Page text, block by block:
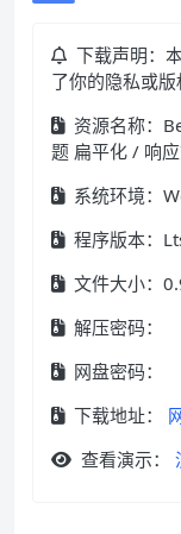
下载声明：
了你的隐私或版
资源名称：
题 扁平化 / 响
系统环境：
程序版本：
文件大小：
解压密码：
网盘密码：
下载地址：
查看演示：